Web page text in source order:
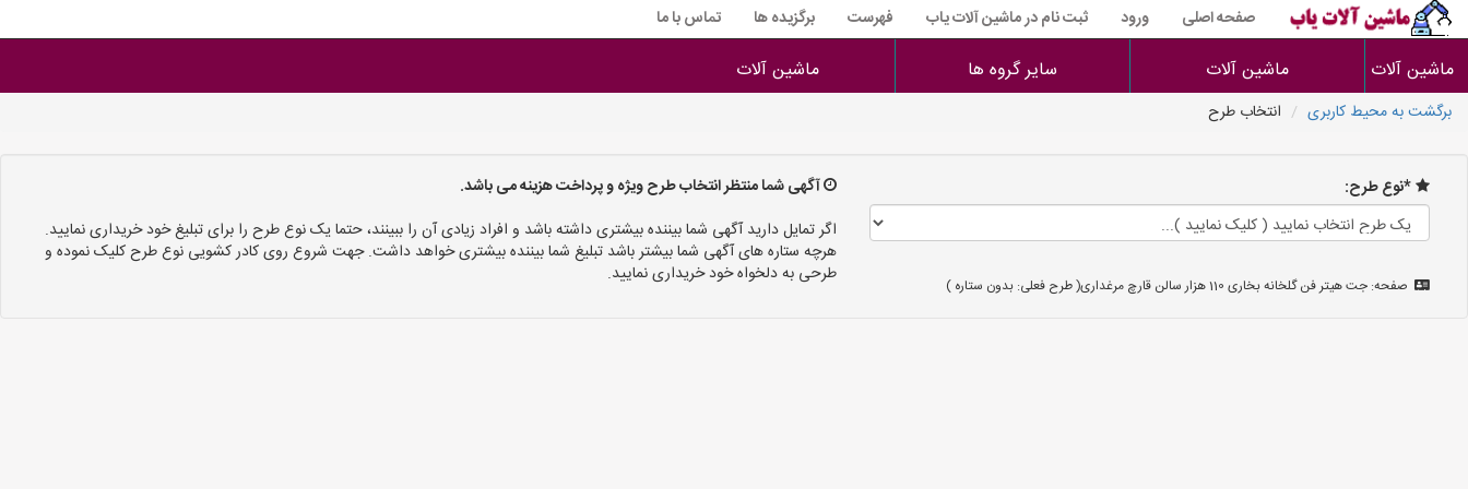
صفحه اصلی ورود ثبت نام در ماشین آلات یاب فهرست برگزیده ها تماس با ما
ماشین آلات ماشین آلات سایر گروه ها ماشین آلات
برگشت به محیط کاربری انتخاب طرح
*نوع طرح:
صفحه: جت هیتر فن گلخانه بخاری 110 هزار سالن قارچ مرغداری( طرح فعلی: بدون ستاره )
آگهی شما منتظر انتخاب طرح ویژه و پرداخت هزینه می باشد.
اگر تمایل دارید آگهی شما بیننده بیشتری داشته باشد و افراد زیادی آن را ببینند، حتما یک نوع طرح را برای تبلیغ خود خریداری نمایید.
هرچه ستاره های آگهی شما بیشتر باشد تبلیغ شما بیننده بیشتری خواهد داشت. جهت شروع روی کادر کشویی نوع طرح کلیک نموده و
طرحی به دلخواه خود خریداری نمایید.